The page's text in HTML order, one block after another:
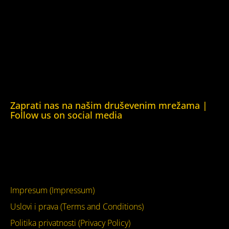
Zaprati nas na našim druševenim mrežama |
Follow us on social media
Impresum (Impressum)
Uslovi i prava (Terms and Conditions)
Politika privatnosti (Privacy Policy)